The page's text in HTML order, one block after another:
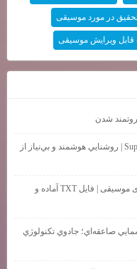
در مورد موسیقی
قابل ویرایش موسیقی
شدن
چراغ خورشيدي ديواري سنسوردار Super Bright | روشنايي هوشمند و بي‌نياز از
دانلود تحقیق کامل درباره موسیقی و سازهای موسیقی | فایل TXT آماده و
صاعقه‌اي؛ جادوي تكنولوژي